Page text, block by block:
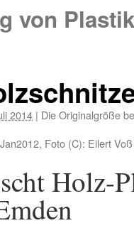
von
2014 | Die Originalgröße
Foto (C): Eilert Voß
Holz-